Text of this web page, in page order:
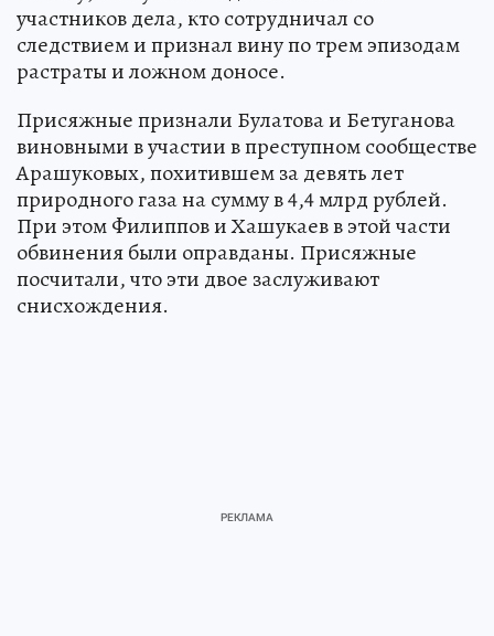
участников дела, кто сотрудничал со
следствием и признал вину по трем эпизодам
растраты и ложном доносе.
Присяжные признали Булатова и Бетуганова
виновными в участии в преступном сообществе
Арашуковых, похитившем за девять лет
природного газа на сумму в 4,4 млрд рублей.
При этом Филиппов и Хашукаев в этой части
обвинения были оправданы. Присяжные
посчитали, что эти двое заслуживают
снисхождения.